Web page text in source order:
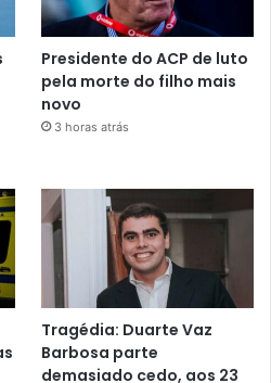
Presidente do ACP de luto
pela morte do filho mais
novo
3 horas atrás
Tragédia: Duarte Vaz
Barbosa parte
demasiado cedo, aos 23